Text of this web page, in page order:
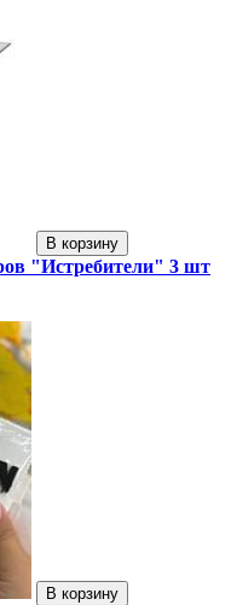
В корзину
"Истребители" 3 шт
В корзину